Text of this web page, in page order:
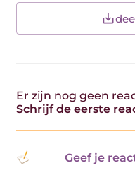
Er zijn nog geen
Schrijf de eerste
Geef je